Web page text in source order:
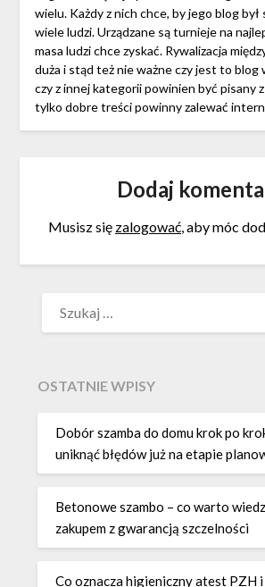
wielu. Każdy z nich chce, by jego blog
wiele ludzi. Urządzane są turnieje na
masa ludzi chce zyskać. Rywalizacja
duża i stąd też nie ważne czy jest to
czy z innej kategorii powinien być pisany
tylko dobre treści powinny zalewać
Dodaj
Musisz się zalogować, aby móc
OSTATNIE WPISY
Dobór szamba do domu krok po
uniknąć błędów już na etapie
Betonowe szambo – co warto
zakupem z gwarancją szczelności
Co oznacza higieniczny atest PZH